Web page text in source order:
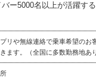
ー5000名以上が活躍す
リや無線連絡で乗車希望のお
ます。（全国に多数勤務地あ